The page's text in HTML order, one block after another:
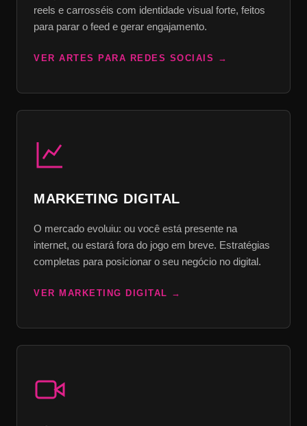
reels e carrosséis com identidade visual forte, feitos
para parar o feed e gerar engajamento.
VER ARTES PARA REDES SOCIAIS
MARKETING DIGITAL
O mercado evoluiu: ou você está presente na
internet, ou estará fora do jogo em breve. Estratégias
completas para posicionar o seu negócio no digital.
VER MARKETING DIGITAL